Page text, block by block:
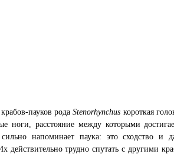
пауков родаStenorhynchus короткая
ноги, расстояние между которыми
напоминает паука: это сходство и
действительно трудно спутать с другими